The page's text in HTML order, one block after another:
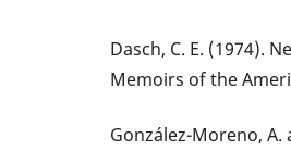
Dasch, C. E. (1974).
Memoirs of the
González-Moreno, A.